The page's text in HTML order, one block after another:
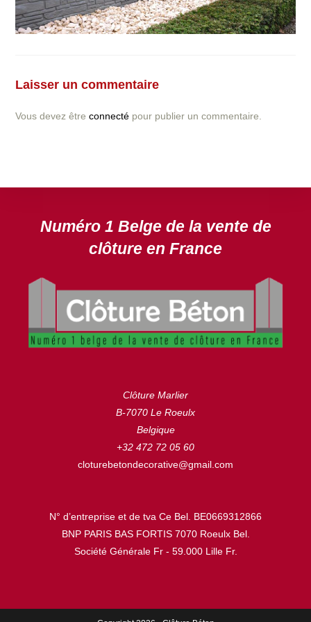
Laisser un commentaire
Vous devez êtreconnecté pour publier un commentaire.
N’hésitez pas à nous contacter ! nous vous proposerons
projet.
Numéro 1 Belge de la vente de
clôture en France
Clôture Marlier
B-7070 Le Roeulx
Belgique
+32 472 72 05 60
cloturebetondecorative@gmail.com
N° d’entreprise et de tva Ce Bel. BE0669312866
BNP PARIS BAS FORTIS 7070 Roeulx Bel.
Société Générale Fr - 59.000 Lille Fr.